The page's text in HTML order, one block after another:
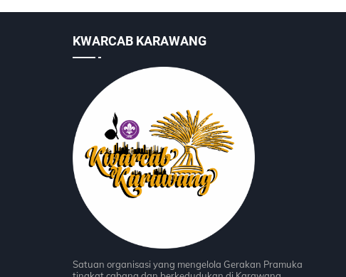
KWARCAB KARAWANG
Satuan organisasi yang mengelola Gerakan Pramuka